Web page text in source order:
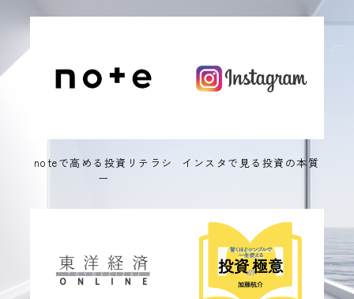
noteで高める投資リテラシ
ー
インスタで見る投資の本質